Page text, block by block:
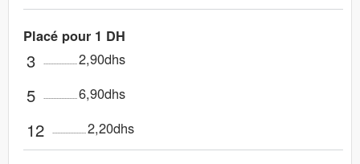
Placé pour 1 DH
3 2,90dhs
5 6,90dhs
12 2,20dhs